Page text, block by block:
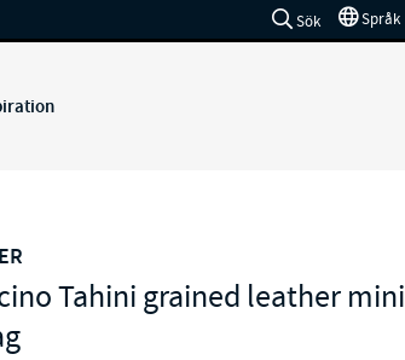
Språk
Sök
Tahini grained leather mini